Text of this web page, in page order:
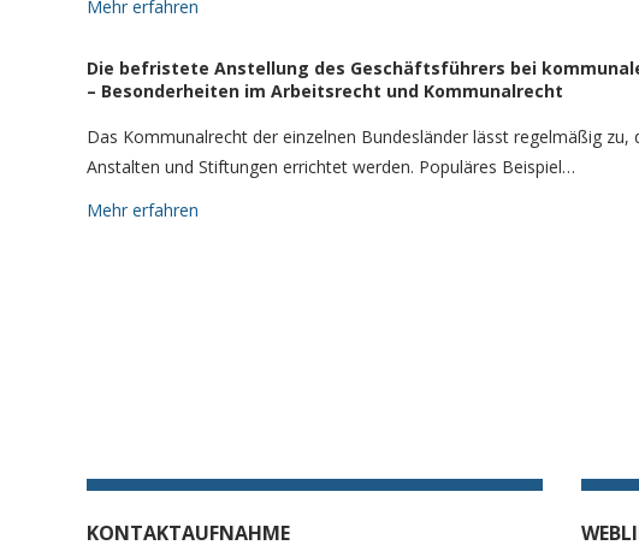
Mehr erfahren
Die befristete Anstellung des Geschäftsführers bei
– Besonderheiten im Arbeitsrecht und Kommunalrecht
Das Kommunalrecht der einzelnen Bundesländer lässt regelmäßig
Anstalten und Stiftungen errichtet werden. Populäres Beispiel…
Mehr erfahren
KONTAKTAUFNAHME